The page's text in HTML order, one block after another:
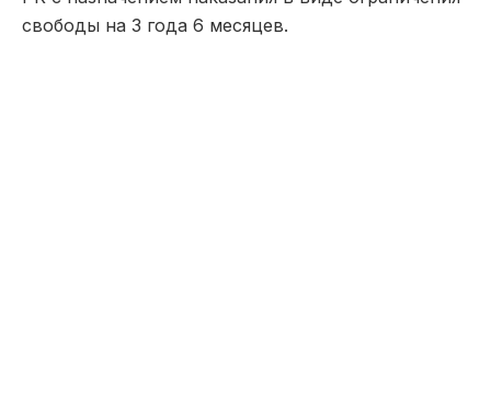
свободы на 3 года 6 месяцев.